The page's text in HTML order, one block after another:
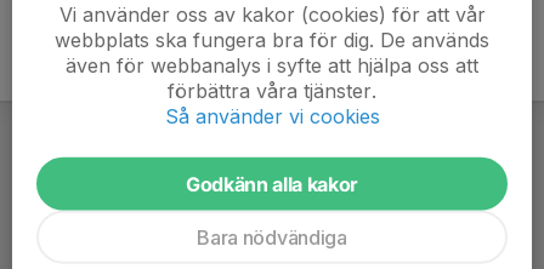
Vi använder oss av kakor (cookies) för att vår
webbplats ska fungera bra för dig. De används
även för webbanalys i syfte att hjälpa oss att
förbättra våra tjänster.
Så använder vi cookies
Godkänn alla kakor
Bara nödvändiga